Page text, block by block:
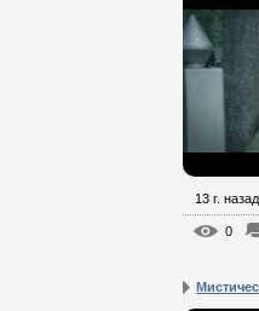
13 г. назад
0